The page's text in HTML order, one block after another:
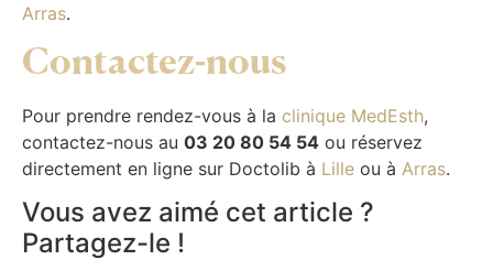
Arras.
Contactez-nous
Pour prendre rendez-vous à la clinique MedEsth,
contactez-nous au 03 20 80 54 54 ou réservez
directement en ligne sur Doctolib à Lille ou à Arras.
Vous avez aimé cet article ?
Partagez-le !